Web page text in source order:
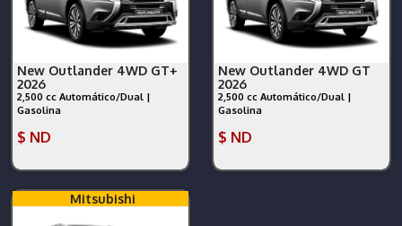
New Outlander 4WD GT+
2026
2,500 cc Automático/Dual |
Gasolina
$ ND
New Outlander 4WD GT
2026
2,500 cc Automático/Dual |
Gasolina
$ ND
Mitsubishi